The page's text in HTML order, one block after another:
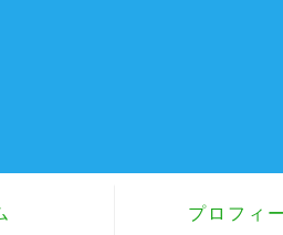
プロフィ